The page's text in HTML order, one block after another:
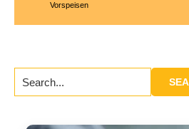
Vorspeisen